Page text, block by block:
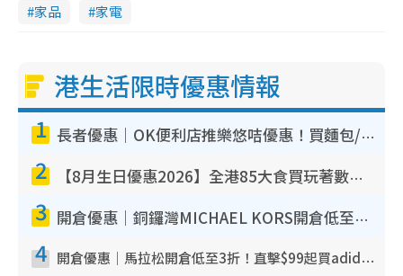
家品 家電
港生活限時優惠情報
1 長者優惠｜OK便利店推樂悠咭優惠！買麵包/牛奶/保健品拍卡即減
2 【8月生日優惠2026】全港85大食買玩著數攻略 自助餐/火鍋放題同行免費＋誠品/DONKI送現金券
3 開倉優惠｜銅鑼灣MICHAEL KORS開倉低至17折！直擊$500起買手袋/銀包/鞋款 必買經典Jet Set系列
4 開倉優惠｜馬拉松開倉低至3折！直擊$99起買adidas／New Balance／Puma鞋款 STANLEY保溫杯劈價至$119起